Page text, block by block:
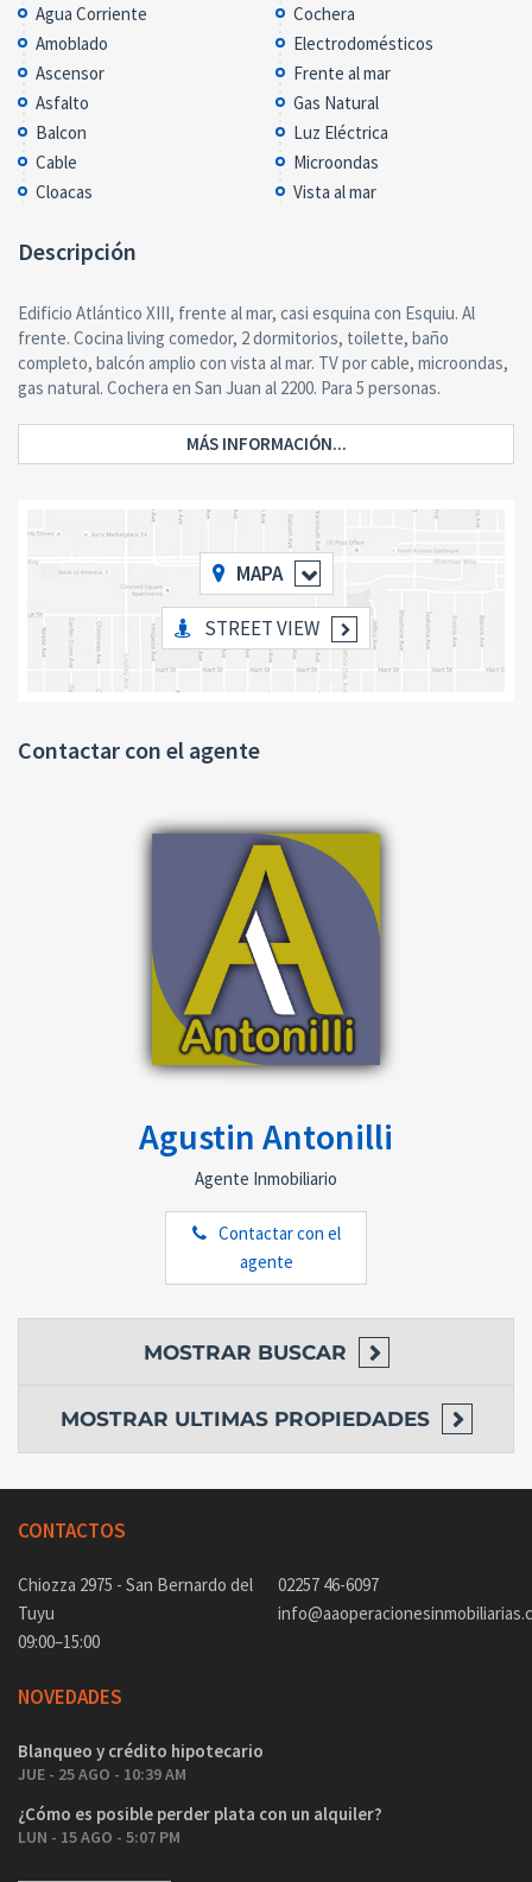
Agua Corriente
Amoblado
Ascensor
Asfalto
Balcon
Cable
Cloacas
Cochera
Electrodomésticos
Frente al mar
Gas Natural
Luz Eléctrica
Microondas
Vista al mar
Descripción
Edificio Atlántico XIII, frente al mar, casi esquina con Esquiu. Al
frente. Cocina living comedor, 2 dormitorios, toilette, baño
completo, balcón amplio con vista al mar. TV por cable, microondas,
gas natural. Cochera en San Juan al 2200. Para 5 personas.
MÁS INFORMACIÓN...
MAPA
STREET VIEW
Contactar con el agente
Agustin Antonilli
Agente Inmobiliario
Contactar con el
agente
MOSTRAR BUSCAR
MOSTRAR ULTIMAS PROPIEDADES
CONTACTOS
Chiozza 2975 - San Bernardo del
Tuyu
09:00–15:00
02257 46-6097
NOVEDADES
Blanqueo y crédito hipotecario
JUE - 25 AGO - 10:39 AM
¿Cómo es posible perder plata con un alquiler?
LUN - 15 AGO - 5:07 PM